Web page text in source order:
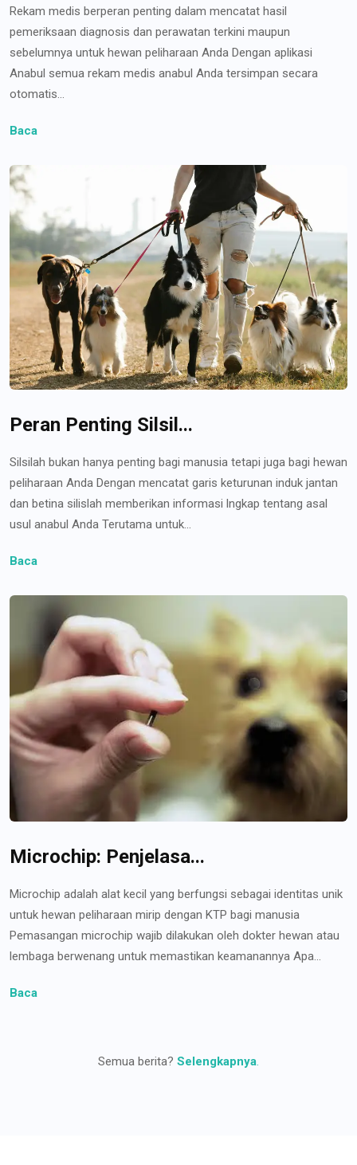
Rekam medis berperan penting dalam mencatat hasil
pemeriksaan diagnosis dan perawatan terkini maupun
sebelumnya untuk hewan peliharaan Anda Dengan aplikasi
Anabul semua rekam medis anabul Anda tersimpan secara
otomatis...
Baca
Peran Penting Silsil...
Silsilah bukan hanya penting bagi manusia tetapi juga bagi hewan
peliharaan Anda Dengan mencatat garis keturunan induk jantan
dan betina silislah memberikan informasi lngkap tentang asal
usul anabul Anda Terutama untuk...
Baca
Microchip: Penjelasa...
Microchip adalah alat kecil yang berfungsi sebagai identitas unik
untuk hewan peliharaan mirip dengan KTP bagi manusia
Pemasangan microchip wajib dilakukan oleh dokter hewan atau
lembaga berwenang untuk memastikan keamanannya Apa...
Baca
Semua berita? Selengkapnya